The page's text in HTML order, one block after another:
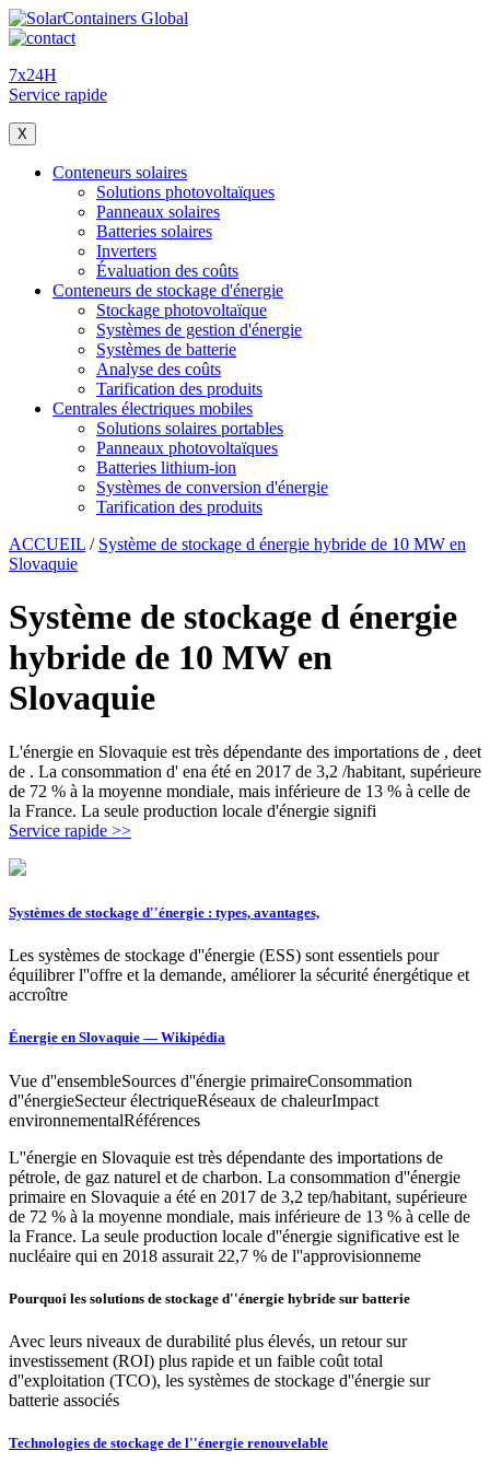
7x24H
Service rapide
X
Conteneurs solaires
Solutions photovoltaïques
Panneaux solaires
Batteries solaires
Inverters
Évaluation des coûts
Conteneurs de stockage d'énergie
Stockage photovoltaïque
Systèmes de gestion d'énergie
Systèmes de batterie
Analyse des coûts
Tarification des produits
Centrales électriques mobiles
Solutions solaires portables
Panneaux photovoltaïques
Batteries lithium-ion
Systèmes de conversion d'énergie
Tarification des produits
ACCUEIL / Système de stockage d énergie hybride de 10 MW en
Slovaquie
Système de stockage d énergie
hybride de 10 MW en
Slovaquie
L'énergie en Slovaquie est très dépendante des importations de , deet
de . La consommation d' ena été en 2017 de 3,2 /habitant, supérieure
de 72 % à la moyenne mondiale, mais inférieure de 13 % à celle de
la France. La seule production locale d'énergie signifi
Service rapide >>
Systèmes de stockage d''énergie : types, avantages,
Les systèmes de stockage d''énergie (ESS) sont essentiels pour
équilibrer l''offre et la demande, améliorer la sécurité énergétique et
accroître
Énergie en Slovaquie — Wikipédia
Vue d''ensembleSources d''énergie primaireConsommation
d''énergieSecteur électriqueRéseaux de chaleurImpact
environnementalRéférences
L''énergie en Slovaquie est très dépendante des importations de
pétrole, de gaz naturel et de charbon. La consommation d''énergie
primaire en Slovaquie a été en 2017 de 3,2 tep/habitant, supérieure
de 72 % à la moyenne mondiale, mais inférieure de 13 % à celle de
la France. La seule production locale d''énergie significative est le
nucléaire qui en 2018 assurait 22,7 % de l''approvisionneme
Pourquoi les solutions de stockage d''énergie hybride sur batterie
Avec leurs niveaux de durabilité plus élevés, un retour sur
investissement (ROI) plus rapide et un faible coût total
d''exploitation (TCO), les systèmes de stockage d''énergie sur
batterie associés
Technologies de stockage de l''énergie renouvelable